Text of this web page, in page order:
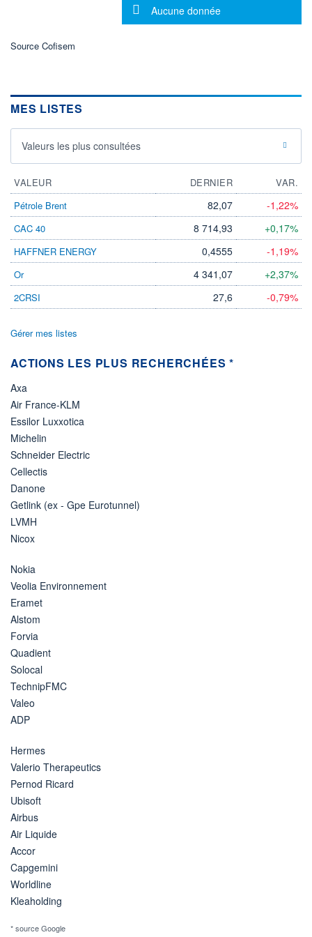
-
DIVIDENDE
-
Boursobank
+ PORTEFEUILLE + LISTE
Message d'information
Aucune donnée
Source Cofisem
MES LISTES
Valeurs les plus consultées
VALEUR DERNIER
VAR.
Pétrole Brent
82,07 -1,22%
CAC 40 8 714,93 +0,17%
HAFFNER ENERGY 0,4555 -1,19%
Or 4 341,07 +2,37%
2CRSI 27,6 -0,79%
Gérer mes listes
ACTIONS LES PLUS RECHERCHÉES *
Axa
Air France-KLM
Essilor Luxxotica
Michelin
Schneider Electric
Cellectis
Danone
Getlink (ex - Gpe Eurotunnel)
LVMH
Nicox
Nokia
Veolia Environnement
Eramet
Alstom
Forvia
Quadient
Solocal
TechnipFMC
Valeo
ADP
Hermes
Valerio Therapeutics
Pernod Ricard
Ubisoft
Airbus
Air Liquide
Accor
Capgemini
Worldline
Kleaholding
* source Google